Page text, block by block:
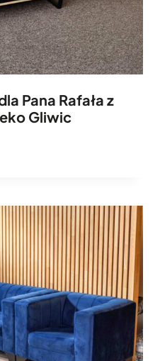
Pana Rafała z
Gliwic